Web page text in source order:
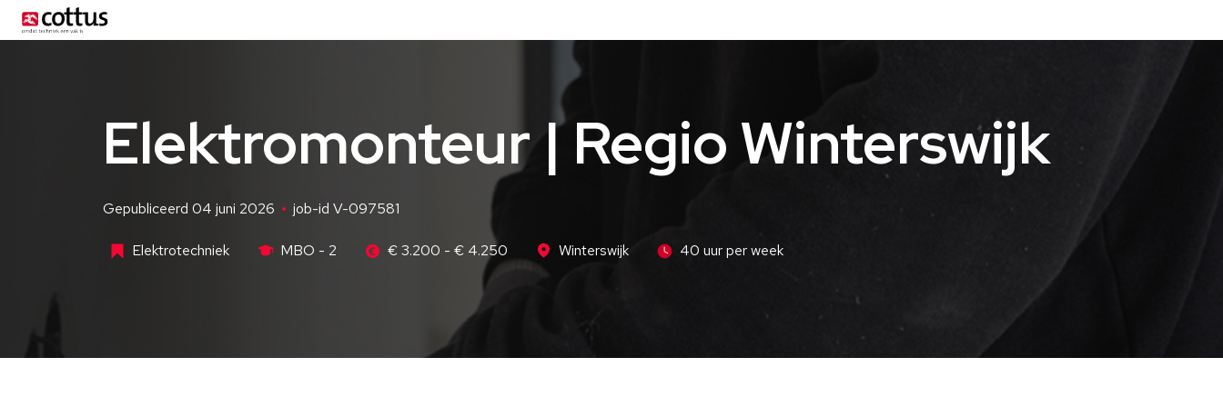
Elektromonteur | Regio Winterswijk
Gepubliceerd 04 juni 2026 job-id V-097581
Elektrotechniek MBO - 2 € 3.200 - € 4.250 Winterswijk 40 uur per week